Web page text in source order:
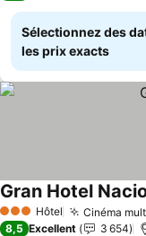
Sélectionnez des
les prix exacts
3 ÉtoilesHôtel Cinéma
Gran Hotel
8,5 Excellent 3 654